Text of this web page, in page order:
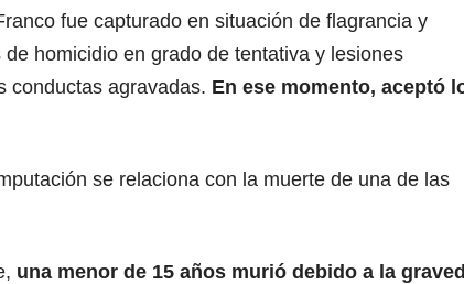
fue capturado en situación de flagrancia y
homicidio en grado de tentativa y lesiones
conductas agravadas. En ese momento, aceptó
se relaciona con la muerte de una de las
una menor de 15 años murió debido a la